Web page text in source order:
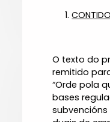
O texto do
remitido
“Orde pola
bases